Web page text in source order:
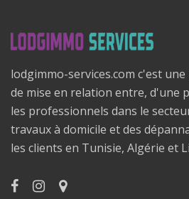
lodgimmo-services.com c'est
de mise en relation entre, d'une
les professionnels dans le
travaux à domicile et des
les clients en Tunisie, Algérie et